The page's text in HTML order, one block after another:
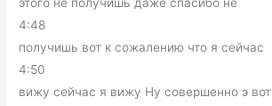
4:48
получишь вот к сожалению что я сейчас
4:50
вижу сейчас я вижу Ну совершенно э вот